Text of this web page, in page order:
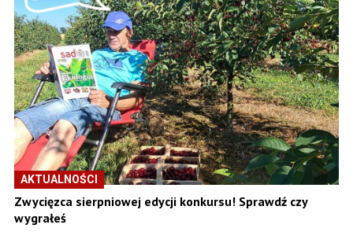
AKTUALNOŚCI
Zwycięzca sierpniowej edycji konkursu! Sprawdź czy
wygrałeś